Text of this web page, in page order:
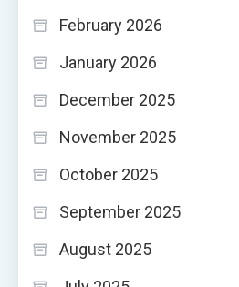
February 2026
January 2026
December 2025
November 2025
October 2025
September 2025
August 2025